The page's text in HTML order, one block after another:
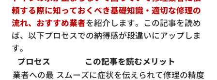
頼する際に知っておくべき基礎知識・適切な修理の
流れ、おすすめ業者を紹介します。この記事を読め
ば、以下プロセスでの納得感が段違いにアップしま
す。
プロセス
この記事を読むメリット
業者への最 スムーズに症状を伝えられて修理の精度